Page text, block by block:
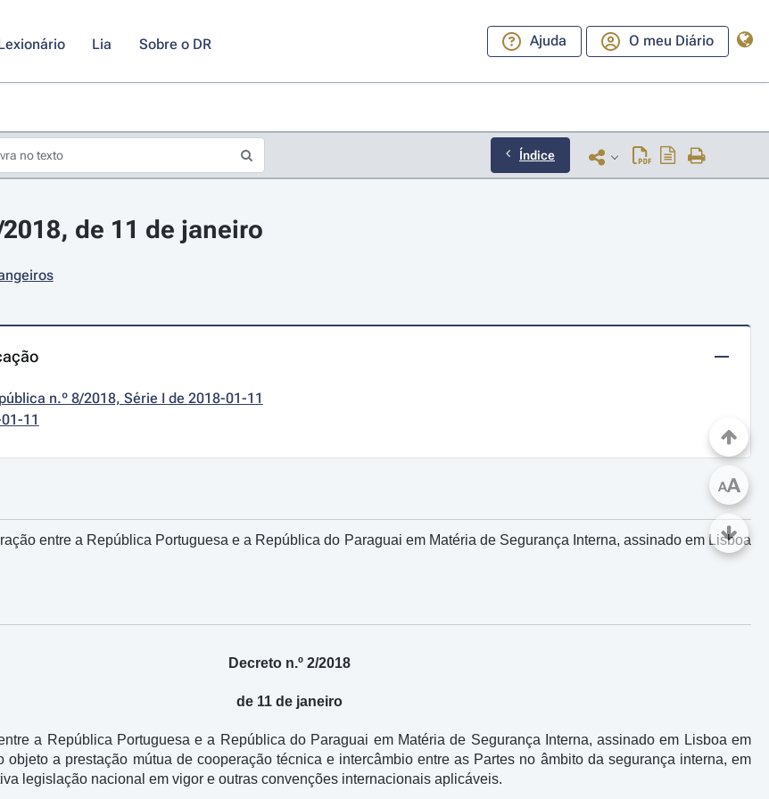
Lia Sobre o DR Ajuda O meu Diário
Índice
de 11 de janeiro
n.º 8/2018, Série I de 2018-01-11
11
entre a República Portuguesa e a República do Paraguai em Matéria de Segurança Interna, assinado em Lisboa
Decreto n.º 2/2018
de 11 de janeiro
a República Portuguesa e a República do Paraguai em Matéria de Segurança Interna, assinado em Lisboa em
objeto a prestação mútua de cooperação técnica e intercâmbio entre as Partes no âmbito da segurança interna, em
legislação nacional em vigor e outras convenções internacionais aplicáveis.
AA